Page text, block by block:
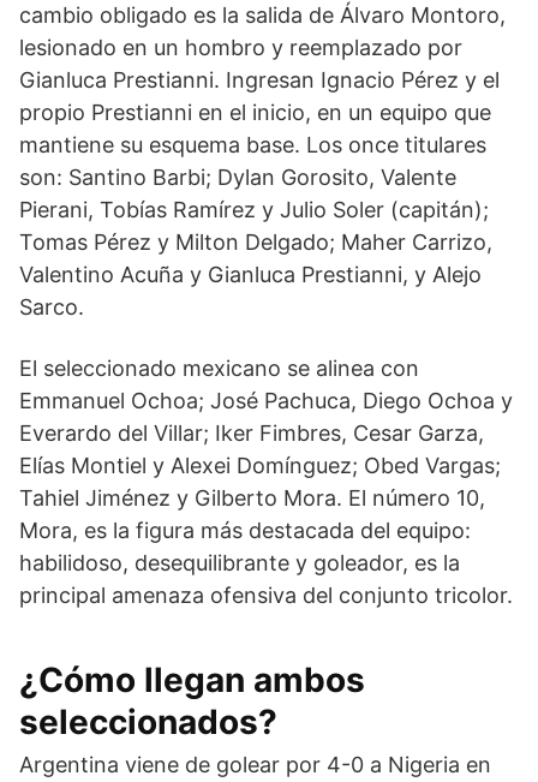
cambio obligado es la salida de Álvaro Montoro,
lesionado en un hombro y reemplazado por
Gianluca Prestianni. Ingresan Ignacio Pérez y el
propio Prestianni en el inicio, en un equipo que
mantiene su esquema base. Los once titulares
son: Santino Barbi; Dylan Gorosito, Valente
Pierani, Tobías Ramírez y Julio Soler (capitán);
Tomas Pérez y Milton Delgado; Maher Carrizo,
Valentino Acuña y Gianluca Prestianni, y Alejo
Sarco.
El seleccionado mexicano se alinea con
Emmanuel Ochoa; José Pachuca, Diego Ochoa y
Everardo del Villar; Iker Fimbres, Cesar Garza,
Elías Montiel y Alexei Domínguez; Obed Vargas;
Tahiel Jiménez y Gilberto Mora. El número 10,
Mora, es la figura más destacada del equipo:
habilidoso, desequilibrante y goleador, es la
principal amenaza ofensiva del conjunto tricolor.
¿Cómo llegan ambos
seleccionados?
Argentina viene de golear por 4-0 a Nigeria en